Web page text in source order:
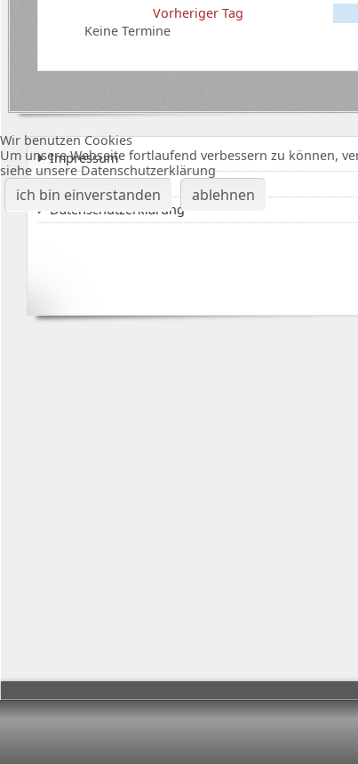
Vorheriger Tag
Keine Termine
Impressum
Karte Bürgerhalle
Datenschutzerklärung
Wir benutzen Cookies
Um unsere Webseite fortlaufend verbessern zu können,
siehe unsere Datenschutzerklärung
ich bin einverstanden ablehnen